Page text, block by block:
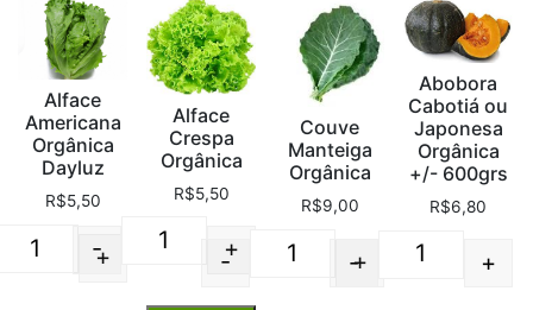
Alface
Americana
Orgânica
Dayluz
R$5,50
Quantity+
Alface
Crespa
Orgânica
R$5,50
Quantity
- +
Couve
Manteiga
Orgânica
R$9,00
Quantity
- +
Abobora
Cabotiá ou
Japonesa
Orgânica
+/- 600grs
R$6,80
Quantity
- +